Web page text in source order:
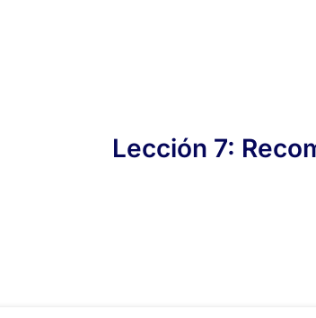
Lección 7: